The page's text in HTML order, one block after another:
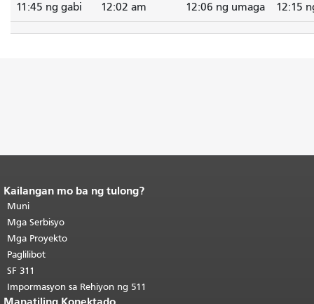
11:45 ng gabi 12:02 am 12:06 ng umaga 12:15
Katapusan ng nilalaman ng
pahina.
pahinang ito ay nauulit sa bawat
pahina.Bumalik sa tuktok ng
pangunahing nilalaman
Kailangan mo ba ng tulong?
Muni
Mga Serbisyo
Mga Proyekto
Paglilibot
SF 311
Impormasyon sa Rehiyon ng 511